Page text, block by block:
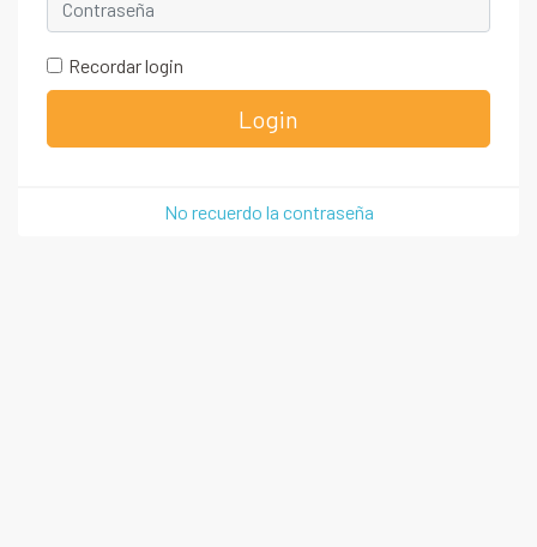
Recordar login
Login
No recuerdo la contraseña